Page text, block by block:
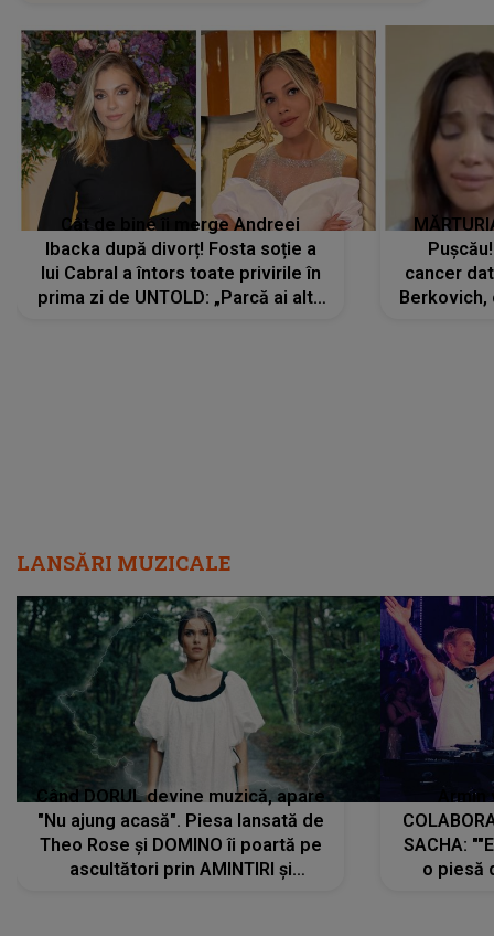
Cât de bine îi merge Andreei
Ibacka după divorț! Fosta soție a
lui Cabral a întors toate privirile în
prima zi de UNTOLD: „Parcă ai altă
cancer
LANSĂRI MUZICALE
Când DORUL devine muzică, apare
"Nu ajung acasă". Piesa lansată de
Theo Rose și DOMINO îi poartă pe
ascultători prin AMINTIRI și
SACHA:
o piesă